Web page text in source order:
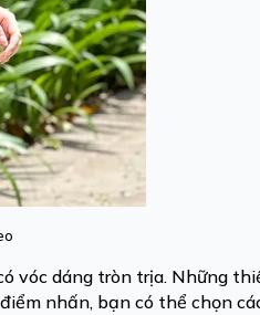
vóc dáng tròn trịa. Những
nhấn, bạn có thể chọn